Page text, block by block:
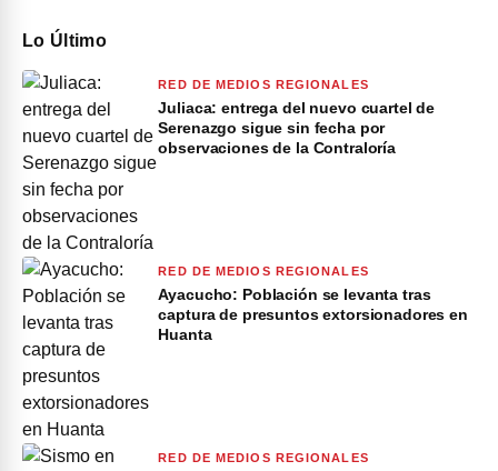
Lo Último
RED DE MEDIOS REGIONALES
Juliaca: entrega del nuevo cuartel de
Serenazgo sigue sin fecha por
observaciones de la Contraloría
RED DE MEDIOS REGIONALES
Ayacucho: Población se levanta tras
captura de presuntos extorsionadores en
Huanta
RED DE MEDIOS REGIONALES